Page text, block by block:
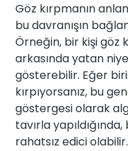
Göz kırpmanın
bu davranışın
Örneğin, bir kişi göz
arkasında yatan
gösterebilir. Eğer
kırpıyorsanız, bu
göstergesi olarak
tavırla
rahatsız edici olabilir.